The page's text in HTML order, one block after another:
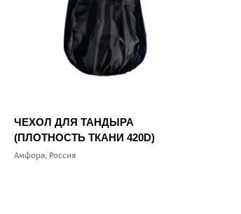
ЧЕХОЛ ДЛЯ ТАНДЫРА
(ПЛОТНОСТЬ ТКАНИ 420D)
Амфора, Россия